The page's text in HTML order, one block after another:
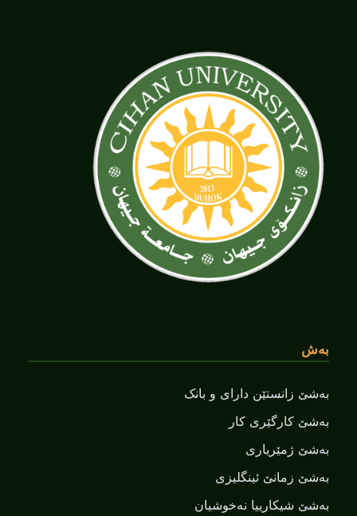
بەش
بەشێ زانستێن دارای و بانک
بەشێ کارگێری کار
بەشێ ژمێریاری
بەشێ زمانێ ‌‌ئینگلیزی
بەشێ شیکارییا نەخوشیان